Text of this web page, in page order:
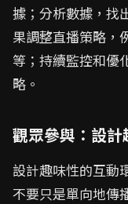
據；分析數據，找
果調整直播策略，
等；持續監控和優
略。
觀眾參與：設
設計趣味性的互動
不要只是單向地傳